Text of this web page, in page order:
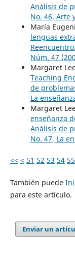
Análisis de
No. 46, Arte
María
lenguas
Núm. 47
Margaret
Teaching
de
La
Margaret
enseñanza
Análisis de
No. 47, La
<< < 51 52 53 54 55
También puede
para este artículo.
Enviar un